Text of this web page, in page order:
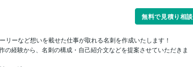
無料で見積り相談
ーなど想いを載せた仕事が取れる名刺を作成いたします！
経験から、名刺の構成・自己紹介文などを提案させていただきま